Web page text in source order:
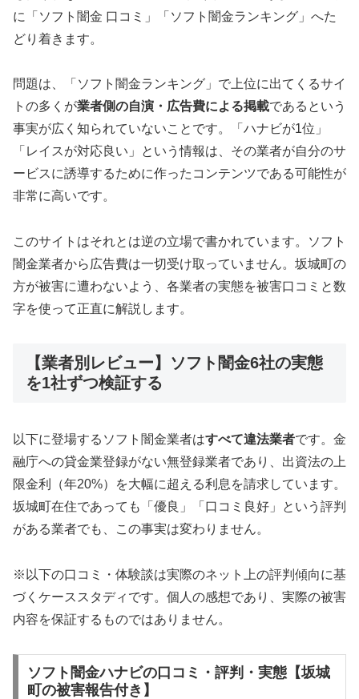
に「ソフト闇金 口コミ」「ソフト闇金ランキング」へた
どり着きます。
問題は、「ソフト闇金ランキング」で上位に出てくるサイ
トの多くが業者側の自演・広告費による掲載であるという
事実が広く知られていないことです。「ハナビが1位」
「レイスが対応良い」という情報は、その業者が自分のサ
ービスに誘導するために作ったコンテンツである可能性が
非常に高いです。
このサイトはそれとは逆の立場で書かれています。ソフト
闇金業者から広告費は一切受け取っていません。坂城町の
方が被害に遭わないよう、各業者の実態を被害口コミと数
字を使って正直に解説します。
【業者別レビュー】ソフト闇金6社の実態
を1社ずつ検証する
以下に登場するソフト闇金業者はすべて違法業者です。金
融庁への貸金業登録がない無登録業者であり、出資法の上
限金利（年20%）を大幅に超える利息を請求しています。
坂城町在住であっても「優良」「口コミ良好」という評判
がある業者でも、この事実は変わりません。
※以下の口コミ・体験談は実際のネット上の評判傾向に基
づくケーススタディです。個人の感想であり、実際の被害
内容を保証するものではありません。
ソフト闇金ハナビの口コミ・評判・実態【坂城
町の被害報告付き】